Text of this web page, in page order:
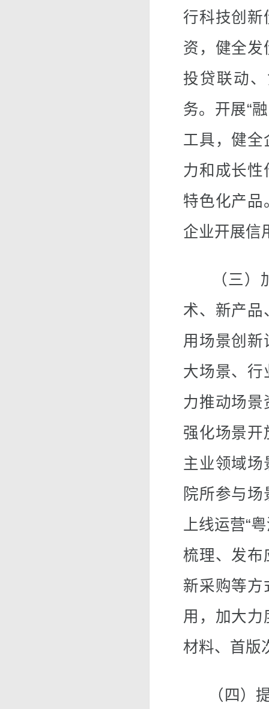
行科技创新
资，健全发
投贷联动
务。开展“
工具，健全
力和成长
特色化产品
企业开展信
（三）加
术、新产品
用场景创
大场景、行
力推动场
强化场景开
主业领域
院所参与
上线运营“
梳理、发布
新采购等方
用，加大
材料、首版
（四）提